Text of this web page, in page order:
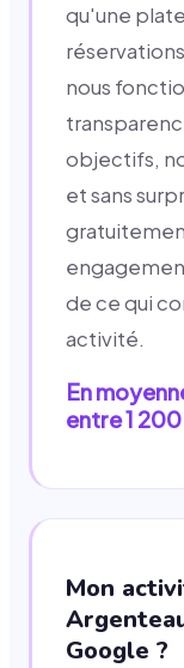
qu'une
nous
objectifs,
et sans
de ce qui
activité.
En
entre 1
Mon
Google ?